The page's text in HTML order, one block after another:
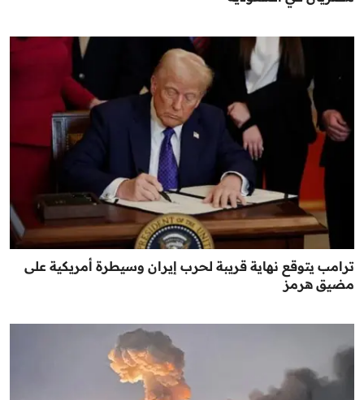
ترامب يتوقع نهاية قريبة لحرب إيران وسيطرة أمريكية على
مضيق هرمز